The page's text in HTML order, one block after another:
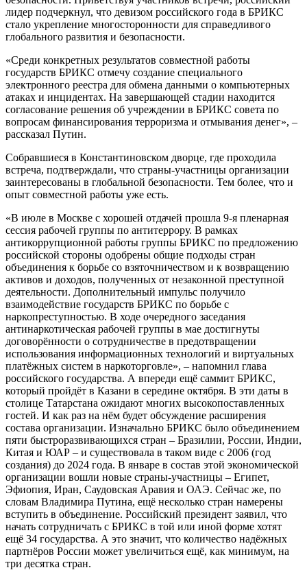
лидер подчеркнул, что девизом российского года в БРИКС
стало укрепление многосторонности для справедливого
глобального развития и безопасности.
«Среди конкретных результатов совместной работы
государств БРИКС отмечу создание специального
электронного реестра для обмена данными о компьютерных
атаках и инцидентах. На завершающей стадии находится
согласование решения об учреждении в БРИКС совета по
вопросам финансирования терроризма и отмывания денег», –
рассказал Путин.
Собравшиеся в Константиновском дворце, где проходила
встреча, подтверждали, что страны-участницы организации
заинтересованы в глобальной безопасности. Тем более, что и
опыт совместной работы уже есть.
«В июле в Москве с хорошей отдачей прошла 9-я пленарная
сессия рабочей группы по антитеррору. В рамках
антикоррупционной работы группы БРИКС по предложению
российской стороны одобрены общие подходы стран
объединения к борьбе со взяточничеством и к возвращению
активов и доходов, полученных от незаконной преступной
деятельности. Дополнительный импульс получило
взаимодействие государств БРИКС по борьбе с
наркопреступностью. В ходе очередного заседания
антинаркотическая рабочей группы в мае достигнуты
договорённости о сотрудничестве в предотвращении
использования информационных технологий и виртуальных
платёжных систем в наркоторговле», – напомнил глава
российского государства. А впереди ещё саммит БРИКС,
который пройдёт в Казани в середине октября. В эти даты в
столице Татарстана ожидают многих высокопоставленных
гостей. И как раз на нём будет обсуждение расширения
состава организации. Изначально БРИКС было объединением
пяти быстроразвивающихся стран – Бразилии, России, Индии,
Китая и ЮАР – и существовала в таком виде с 2006 (год
создания) до 2024 года. В январе в состав этой экономической
организации вошли новые страны-участницы – Египет,
Эфиопия, Иран, Саудовская Аравия и ОАЭ. Сейчас же, по
словам Владимира Путина, ещё несколько стран намерены
вступить в объединение. Российский президент заявил, что
начать сотрудничать с БРИКС в той или иной форме хотят
ещё 34 государства. А это значит, что количество надёжных
партнёров России может увеличиться ещё, как минимум, на
три десятка стран.